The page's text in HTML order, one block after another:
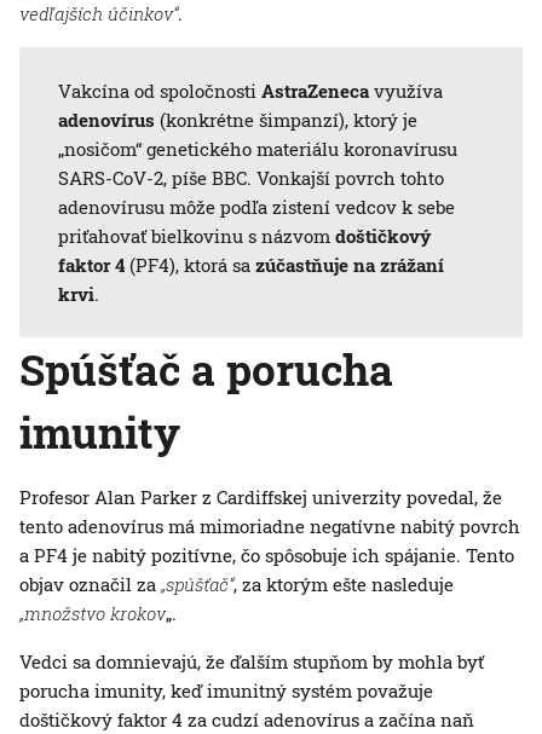
vedľajších účinkov“.
Vakcína od spoločnosti AstraZenecavyužíva
adenovírus (konkrétne šimpanzí), ktorý je
„nosičom“ genetického materiálu koronavírusu
SARS-CoV-2, píše BBC. Vonkajší povrch tohto
adenovírusu môže podľa zistení vedcov k sebe
priťahovať bielkovinu s názvom doštičkový
faktor 4 (PF4), ktorá sa zúčastňuje na zrážaní
krvi.
Spúšťač a porucha
imunity
Profesor Alan Parker z Cardiffskej univerzity povedal, že
tento adenovírus má mimoriadne negatívne nabitý povrch
a PF4 je nabitý pozitívne, čo spôsobuje ich spájanie. Tento
objav označil za „spúšťač“, za ktorým ešte nasleduje
„množstvo krokov„.
Vedci sa domnievajú, že ďalším stupňom by mohla byť
porucha imunity, keď imunitný systém považuje
doštičkový faktor 4 za cudzí adenovírus a začína naň